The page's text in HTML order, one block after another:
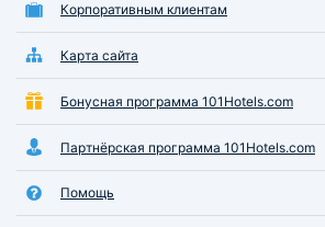
Корпоративным клиентам
Карта сайта
Бонусная программа 101Hotels.com
Партнёрская программа 101Hotels.com
Помощь